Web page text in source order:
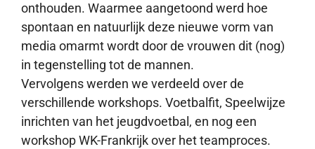
onthouden. Waarmee aangetoond werd hoe
spontaan en natuurlijk deze nieuwe vorm van
media omarmt wordt door de vrouwen dit (nog)
in tegenstelling tot de mannen.
Vervolgens werden we verdeeld over de
verschillende workshops. Voetbalfit, Speelwijze
inrichten van het jeugdvoetbal, en nog een
workshop WK-Frankrijk over het teamproces.